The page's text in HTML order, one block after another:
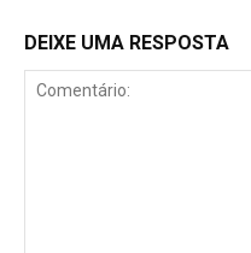
DEIXE UMA RESPOSTA